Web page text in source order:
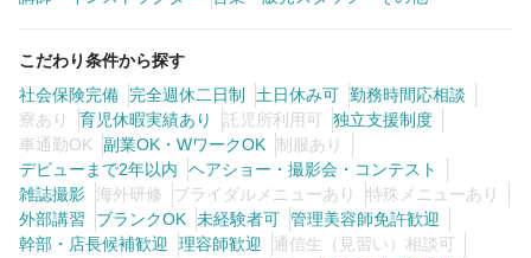
こだわり条件から探す
社会保険完備
完全週休二日制 土日休み可 勤務時間応相談
寮あり
育児休暇実績あり 託児所利用可
独立支援制度
車通勤OK
副業OK・WワークOK 制服あり
デビューまで2年以内
ヘアショー・撮影会・コンテスト
雑誌撮影 海外研修 ブライダルメニューあり
特殊メニューあり
外部講習
ブランクOK 未経験者可 管理美容師免許歓迎
幹部・店長候補歓迎
理容師歓迎
通信生（見習い）相談可